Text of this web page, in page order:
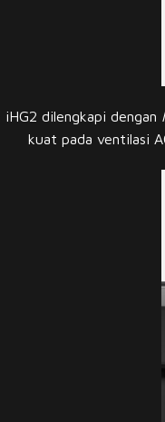
iHG2 dilengkapi dengan
kuat pada ventilasi